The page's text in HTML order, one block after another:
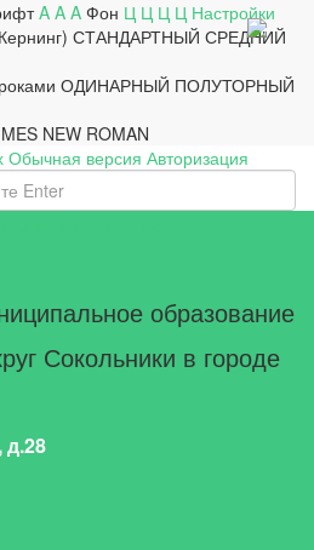
A A A Фон Ц Ц Ц Ц Настройки
СТАНДАРТНЫЙ СРЕДНИЙ
ОДИНАРНЫЙ ПОЛУТОРНЫЙ
NEW ROMAN
Обычная версия Авторизация
образование
Сокольники в городе
д.28